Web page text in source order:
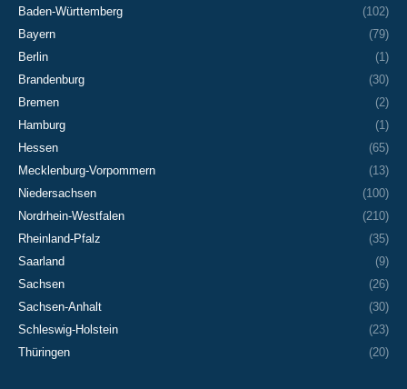
Baden-Württemberg
(102)
Bayern
(79)
Berlin
(1)
Brandenburg
(30)
Bremen
(2)
Hamburg
(1)
Hessen
(65)
Mecklenburg-Vorpommern
(13)
Niedersachsen
(100)
Nordrhein-Westfalen
(210)
Rheinland-Pfalz
(35)
Saarland
(9)
Sachsen
(26)
Sachsen-Anhalt
(30)
Schleswig-Holstein
(23)
Thüringen
(20)